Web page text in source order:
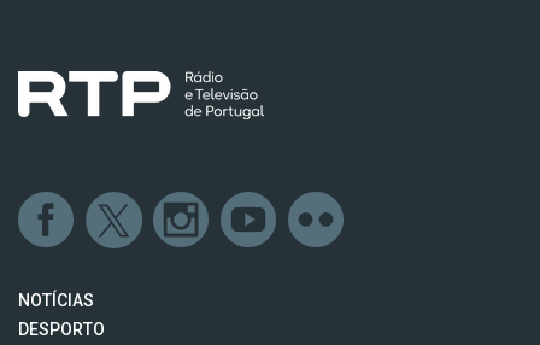
NOTÍCIAS
DESPORTO